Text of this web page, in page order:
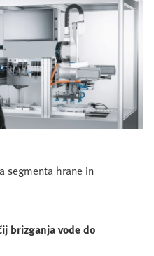
segmenta hrane in
brizganja vode do